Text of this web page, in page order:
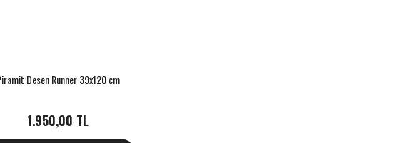
Desen Runner 39x120 cm
1.950,00 TL